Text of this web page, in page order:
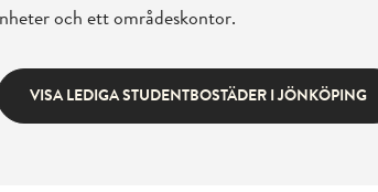
och ett områdeskontor.
VISA LEDIGA STUDENTBOSTÄDER I JÖNKÖPING